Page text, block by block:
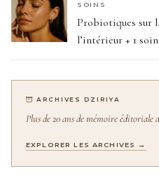
SOINS
Probiotiques sur
l’intérieur + 1
ARCHIVES DZIRIYA
Plus de 20 ans de mémoire éditoriale
EXPLORER LES ARCHIVES →